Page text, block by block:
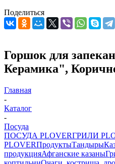
Поделиться
Горшок для
Керамика",
Главная
-
Каталог
-
Посуда
ПОСУДА PLOVERГРИЛИ
PLOVERПродуктыТандыры
продукцияАфганские казаны